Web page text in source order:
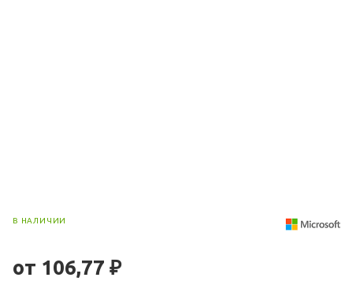
В НАЛИЧИИ
от 106,77 ₽